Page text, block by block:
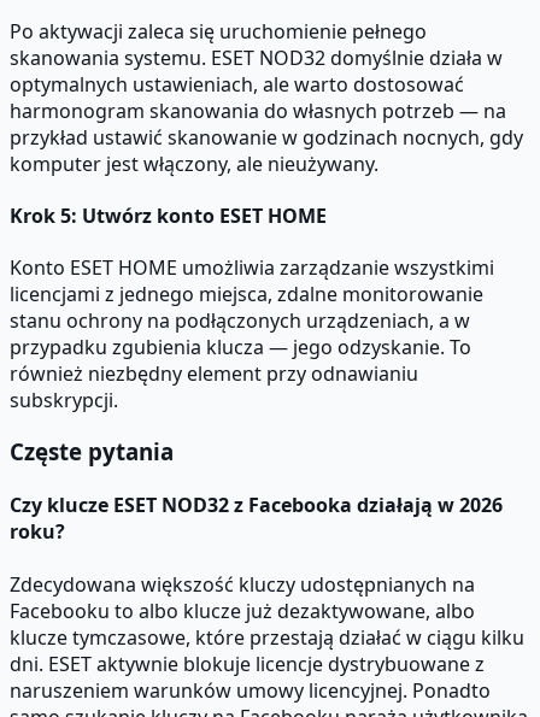
Po aktywacji zaleca się uruchomienie pełnego
skanowania systemu. ESET NOD32 domyślnie działa w
optymalnych ustawieniach, ale warto dostosować
harmonogram skanowania do własnych potrzeb — na
przykład ustawić skanowanie w godzinach nocnych, gdy
komputer jest włączony, ale nieużywany.
Krok 5: Utwórz konto ESET HOME
Konto ESET HOME umożliwia zarządzanie wszystkimi
licencjami z jednego miejsca, zdalne monitorowanie
stanu ochrony na podłączonych urządzeniach, a w
przypadku zgubienia klucza — jego odzyskanie. To
również niezbędny element przy odnawianiu
subskrypcji.
Częste pytania
Czy klucze ESET NOD32 z Facebooka działają w 2026
roku?
Zdecydowana większość kluczy udostępnianych na
Facebooku to albo klucze już dezaktywowane, albo
klucze tymczasowe, które przestają działać w ciągu kilku
dni. ESET aktywnie blokuje licencje dystrybuowane z
naruszeniem warunków umowy licencyjnej. Ponadto